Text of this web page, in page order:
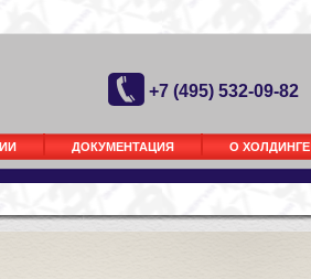
+7 (495) 532-09-82
ДОКУМЕНТАЦИЯ О ХОЛДИНГЕ